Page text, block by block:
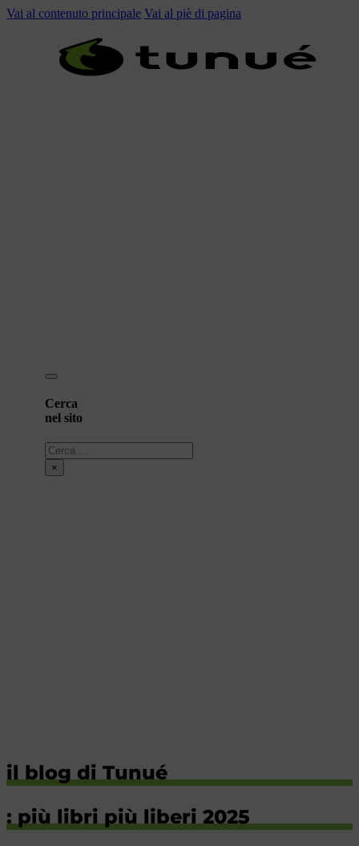
Vai al contenuto principale Vai al piè di pagina
Cerca
nel sito
Cerca
×
il blog di Tunué
: più libri più liberi 2025